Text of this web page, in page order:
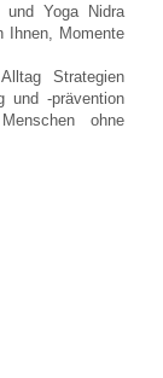
und Yoga Nidra
Ihnen, Momente
Strategien
und -prävention
ohne